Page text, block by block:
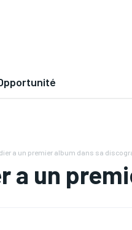
a un premier album dans sa
a un